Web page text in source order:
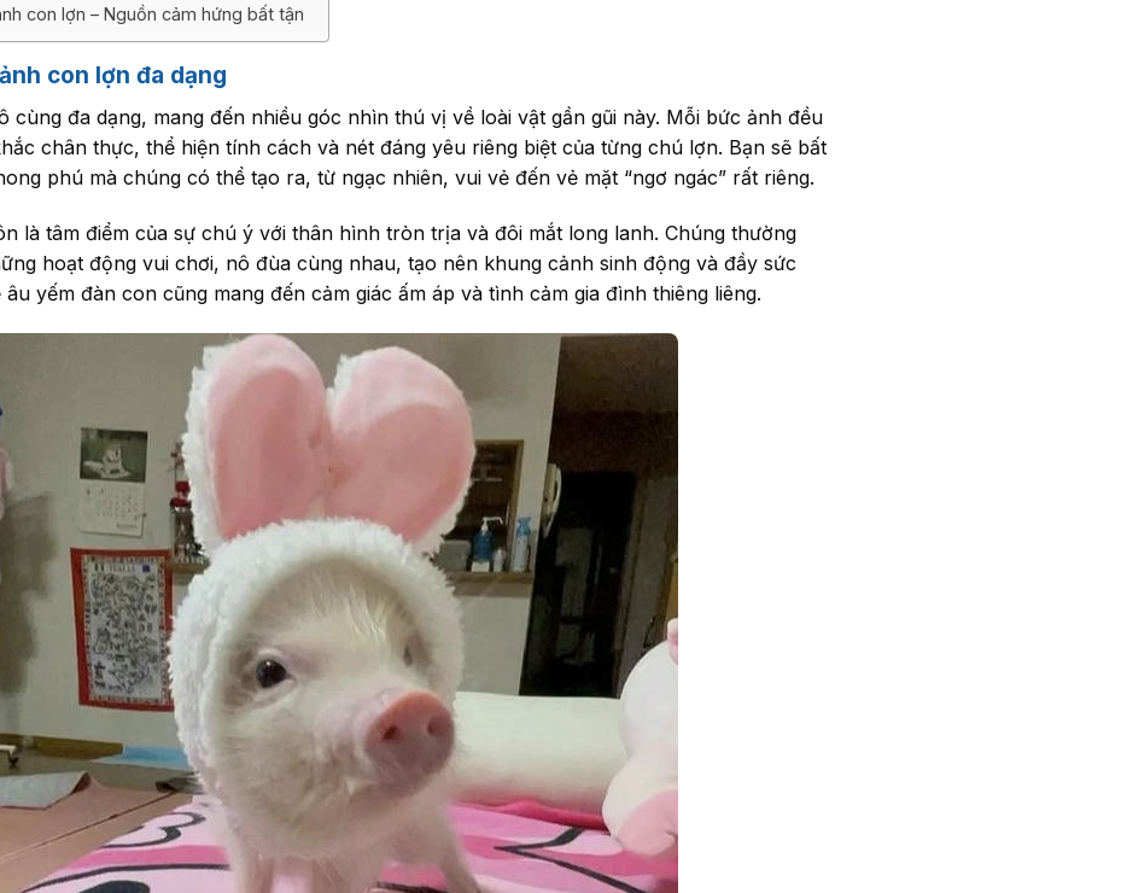
con lợn – Nguồn cảm hứng bất tận
con lợn đa dạng
cùng đa dạng, mang đến nhiều góc nhìn thú vị về loài vật gần gũi này. Mỗi bức ảnh đều
chân thực, thể hiện tính cách và nét đáng yêu riêng biệt của từng chú lợn. Bạn sẽ bất
phú mà chúng có thể tạo ra, từ ngạc nhiên, vui vẻ đến vẻ mặt “ngơ ngác” rất riêng.
là tâm điểm của sự chú ý với thân hình tròn trịa và đôi mắt long lanh. Chúng thường
hoạt động vui chơi, nô đùa cùng nhau, tạo nên khung cảnh sinh động và đầy sức
yếm đàn con cũng mang đến cảm giác ấm áp và tình cảm gia đình thiêng liêng.